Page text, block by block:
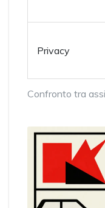
Confronto tra
Privacy